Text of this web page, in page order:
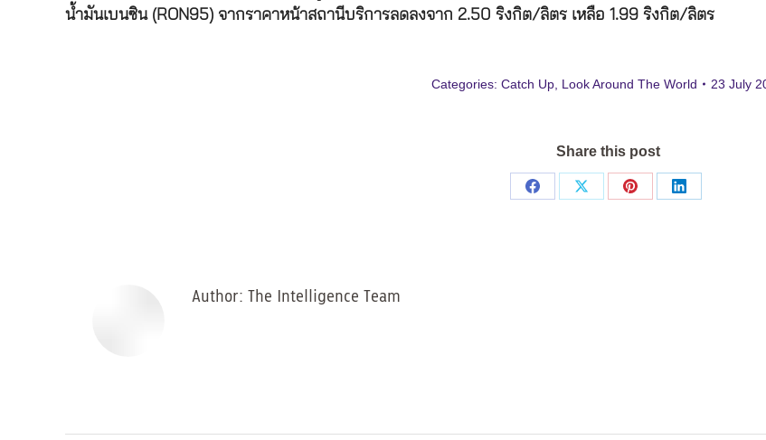
น้ำมันเบนซิน (RON95) จากราคาหน้าสถานีบริการลดลงจาก 2.50 ริงกิต/ลิตร เหลือ 1.99 ริงกิต/ลิตร
Categories: Catch Up Look Around The World 23 July
Share this post
Share
Share
Share
Share
Author: The Intelligence Team